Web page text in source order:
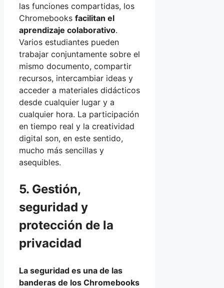
las funciones compartidas, los
Chromebooks facilitan el
aprendizaje colaborativo.
Varios estudiantes pueden
trabajar conjuntamente sobre el
mismo documento, compartir
recursos, intercambiar ideas y
acceder a materiales didácticos
desde cualquier lugar y a
cualquier hora. La participación
en tiempo real y la creatividad
digital son, en este sentido,
mucho más sencillas y
asequibles.
5. Gestión,
seguridad y
protección de la
privacidad
La seguridad es una de las
banderas de los Chromebooks